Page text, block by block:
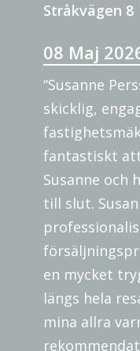
Stråkvägen 8
08 Maj
“Susanne
skicklig,
fantastiskt
Susanne och
till slut.
en mycket
längs hela
mina allra